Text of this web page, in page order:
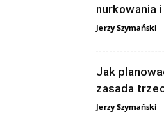
nurkowania
Jerzy Szymański -
Jak
zasada
Jerzy Szymański -